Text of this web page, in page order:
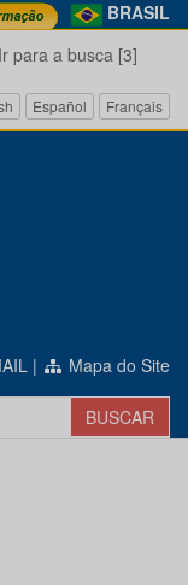
BRASIL
Ir para a busca [3]
Español Français
| Mapa do Site